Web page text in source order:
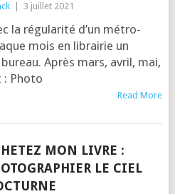
3 juillet 2021
la régu­la­ri­té d’un métro­
mois en librai­rie un
Après mars, avril, mai,
: Pho­to
Read More
MON LIVRE :
LE CIEL